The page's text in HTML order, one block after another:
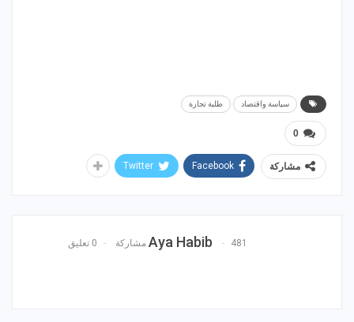
سياسة واقتصاد طلبة تجارة
0
مشاركة Facebook
Twitter
Aya Habib 481 مشاركة 0 تعليق